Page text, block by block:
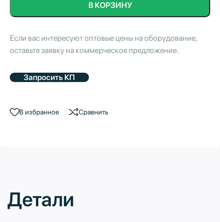
В КОРЗИНУ
Если вас интересуют оптовые цены на оборудование,
оставьте заявку на коммерческое предложение.
Запросить КП
В избранное Сравнить
Детали